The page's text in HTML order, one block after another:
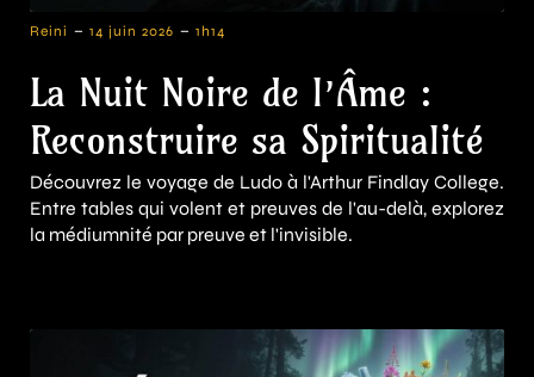
Reini - 14 juin 2026 - 1h14
La Nuit Noire de l’Âme :
Reconstruire sa Spiritualité
Découvrez le voyage de Ludo à l'Arthur Findlay College.
Entre tables qui volent et preuves de l'au-delà, explorez
la médiumnité par preuve et l'invisible.